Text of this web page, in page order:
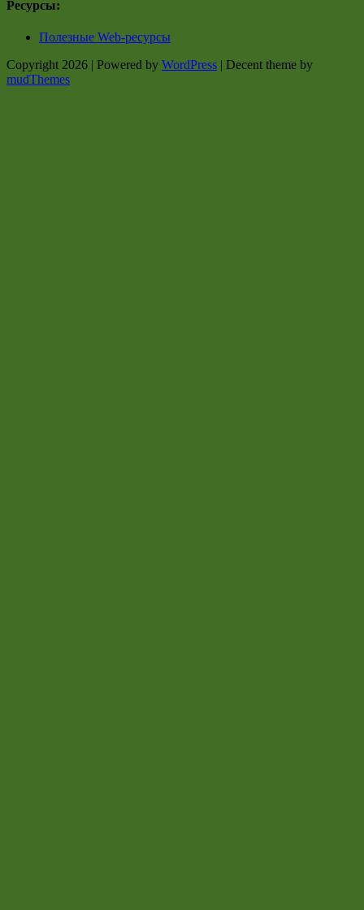
Ресурсы:
Полезные Web-ресурсы
Copyright 2026 | Powered by WordPress | Decent theme by
mudThemes